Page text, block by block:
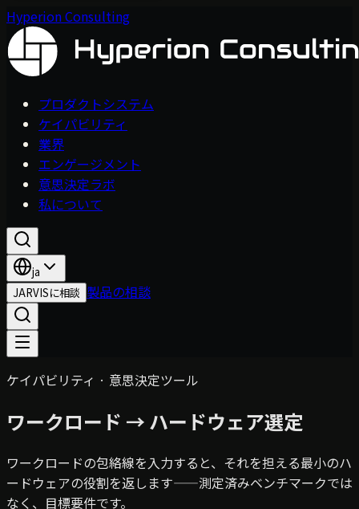
Hyperion Consulting
プロダクトシステム
ケイパビリティ
業界
エンゲージメント
意思決定ラボ
私について
ja
JARVISに相談 製品の相談
ケイパビリティ · 意思決定ツール
ワークロード → ハードウェア選定
ワークロードの包絡線を入力すると、それを担える最小のハ
ードウェアの役割を返します——測定済みベンチマークでは
なく、目標要件です。